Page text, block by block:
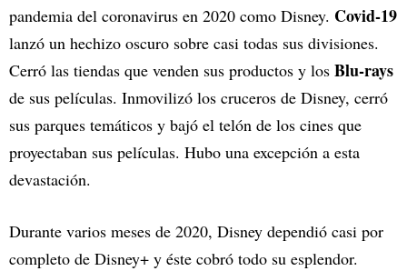
pandemia del coronavirus en 2020 como Disney. Covid-19
lanzó un hechizo oscuro sobre casi todas sus divisiones.
Cerró las tiendas que venden sus productos y los Blu-rays
de sus películas. Inmovilizó los cruceros de Disney, cerró
sus parques temáticos y bajó el telón de los cines que
proyectaban sus películas. Hubo una excepción a esta
devastación.
Durante varios meses de 2020, Disney dependió casi por
completo de Disney+ y éste cobró todo su esplendor.